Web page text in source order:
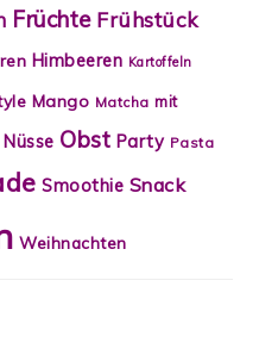
Früchte Frühstück
Himbeeren Kartoffeln
Mango Matcha mit
Nüsse Obst Party Pasta
Smoothie Snack
Weihnachten